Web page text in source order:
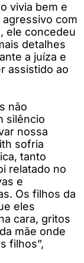
vivia bem e
com
ele concedeu
detalhes
a juíza e
assistido ao
não
silêncio
nossa
sofria
tanto
relatado no
e
Os filhos da
eles
cara, gritos
mãe onde
filhos”,